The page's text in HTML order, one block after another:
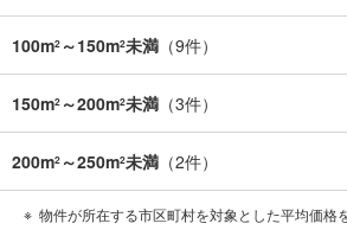
100m2 ～150m2未満 （9件）
150m2 ～200m2未満 （3件）
200m2 ～250m2未満 （2件）
物件が所在する市区町村を対象とした平均価格